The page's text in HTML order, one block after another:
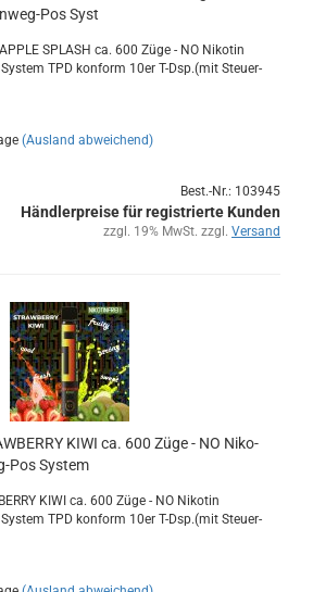
​​Pos Syst
SPLASH ca. 600 Züge - NO Ni­ko­tin
TPD kon­form 10er T-Dsp.(mit Steu­er­
(Ausland abweichend)
Best.-Nr.: 103945
Händlerpreise für registrierte Kunden
zzgl. 19% MwSt. zzgl. Versand
KIWI ca. 600 Züge - NO Ni­ko­
​​Pos Sys­tem
KIWI ca. 600 Züge - NO Ni­ko­tin
TPD kon­form 10er T-Dsp.(mit Steu­er­